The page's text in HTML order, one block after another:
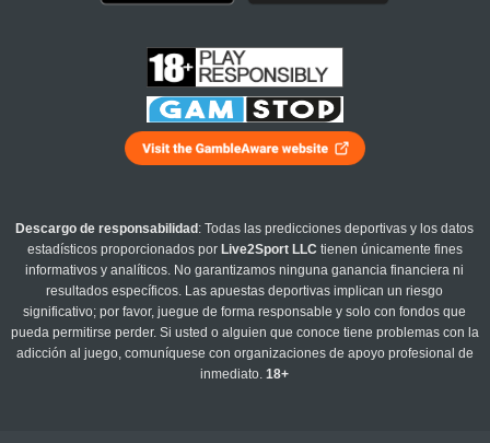
Descargo de responsabilidad : Todas las predicciones deportivas y los datos
estadísticos proporcionados por Live2Sport LLC tienen únicamente fines
informativos y analíticos. No garantizamos ninguna ganancia financiera ni
resultados específicos. Las apuestas deportivas implican un riesgo
significativo; por favor, juegue de forma responsable y solo con fondos que
pueda permitirse perder. Si usted o alguien que conoce tiene problemas con la
adicción al juego, comuníquese con organizaciones de apoyo profesional de
inmediato.18+